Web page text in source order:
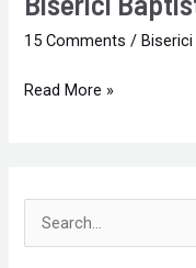
15 Comments /Biserici
Read More »